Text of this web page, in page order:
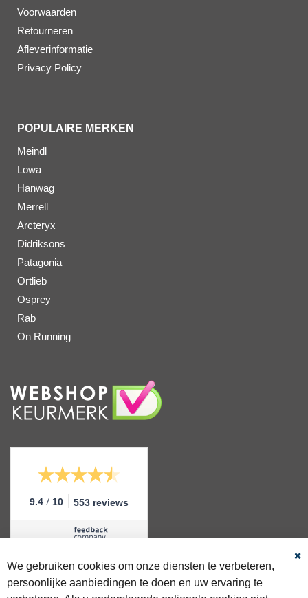
Voorwaarden
Retourneren
Afleverinformatie
Privacy Policy
POPULAIRE MERKEN
Meindl
Lowa
Hanwag
Merrell
Arcteryx
Didriksons
Patagonia
Ortlieb
Osprey
Rab
On Running
9.4 / 10 553 reviews
GRATIS VERZENDING
We gebruiken cookies om onze diensten te verbeteren,
persoonlijke aanbiedingen te doen en uw ervaring te